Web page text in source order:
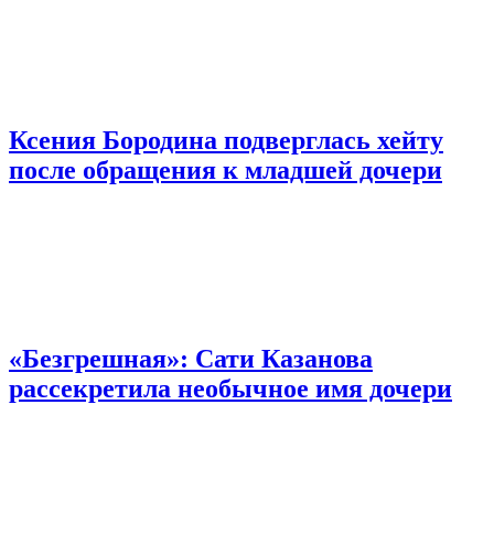
Ксения Бородина подверглась хейту
после обращения к младшей дочери
«Безгрешная»: Сати Казанова
рассекретила необычное имя дочери